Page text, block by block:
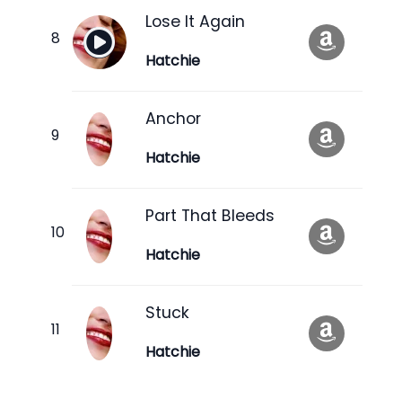
Lose It Again
Hatchie
Anchor
Hatchie
Part That Bleeds
Hatchie
Stuck
Hatchie